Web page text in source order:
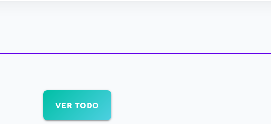
VER TODO